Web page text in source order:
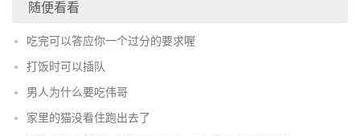
随便看看
吃完可以答应你一个过分的要求喔
打饭时可以插队
男人为什么要吃伟哥
家里的猫没看住跑出去了